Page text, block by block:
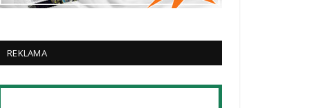
REKLAMA